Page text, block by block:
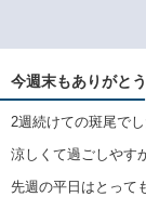
今週末もありがと
2週続けての斑尾でし
涼しくて過ごしやす
先週の平日はとって